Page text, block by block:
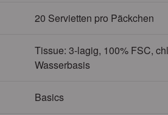
20 Servietten pro Päckchen
Tissue: 3-lagig, 100% FSC,
Wasserbasis
Basics